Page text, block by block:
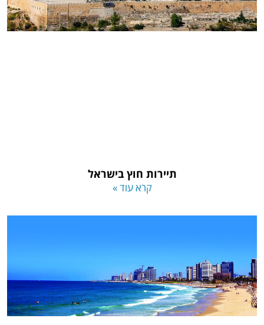
תיירות חוץ בישראל
קרא עוד »